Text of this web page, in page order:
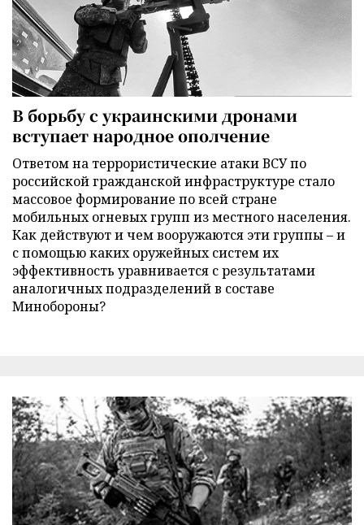
В борьбу с украинскими дронами
вступает народное ополчение
Ответом на террористические атаки ВСУ по
российской гражданской инфраструктуре стало
массовое формирование по всей стране
мобильных огневых групп из местного населения.
Как действуют и чем вооружаются эти группы – и
с помощью каких оружейных систем их
эффективность уравнивается с результатами
аналогичных подразделений в составе
Минобороны?